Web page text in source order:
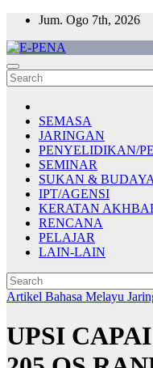
Skip
content
Jum. Ogo 7th, 2026
E-PENA
Berita Digital Terkini
SEMASA
JARINGAN
PENYELIDIKAN/
SEMINAR
SUKAN & BUDAYA
IPT/AGENSI
KERATAN
RENCANA
PELAJAR
LAIN-LAIN
Artikel Bahasa Melayu
UPSI